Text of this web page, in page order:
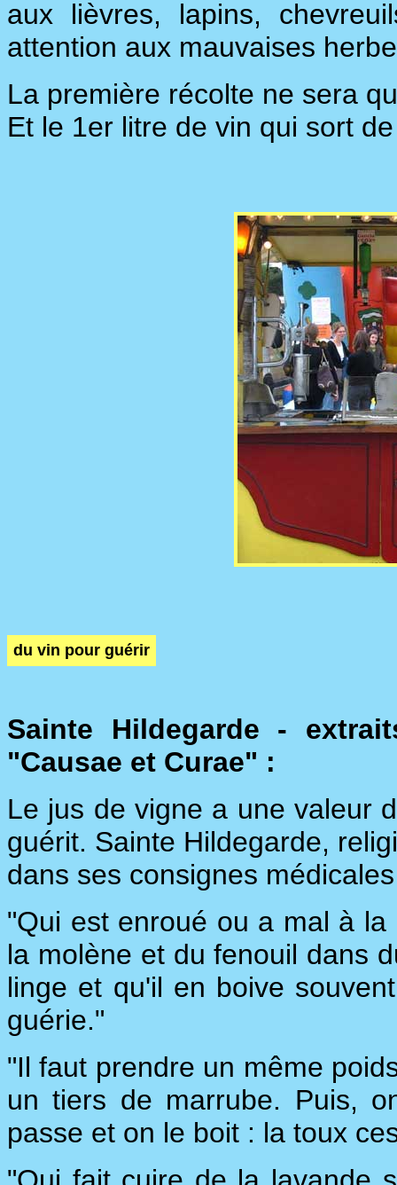
aux lièvres, lapins,
attention aux mauvaises
La première récolte ne sera
Et le 1er litre de vin qui sort
du vin pour guérir
Sainte Hildegarde -
"Causae et Curae" :
Le jus de vigne a une valeur
guérit. Sainte Hildegarde,
dans ses consignes
"Qui est enroué ou a mal à
la molène et du fenouil dans
linge et qu'il en boive
guérie."
"Il faut prendre un même
un tiers de marrube. Puis,
passe et on le boit : la toux